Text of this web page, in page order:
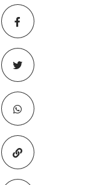
Copiar para